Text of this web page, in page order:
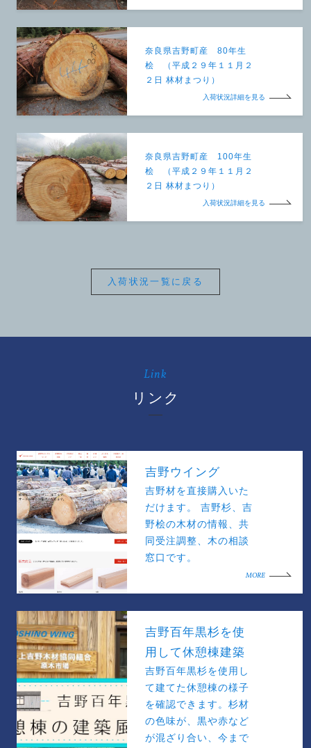
奈良県吉野町産 80年生
桧 （平成２９年１１月２
２日 林材まつり）
入荷状況詳細を見る
奈良県吉野町産 100年生
桧 （平成２９年１１月２
２日 林材まつり）
入荷状況詳細を見る
入荷状況一覧に戻る
Link
リンク
吉野ウイング
吉野材を直接購入いた
だけます。 吉野杉、吉
野桧の木材の情報、共
同受注調整、木の相談
窓口です。
MORE
吉野百年黒杉を使
用して休憩棟建築
吉野百年黒杉を使用し
て建てた休憩棟の様子
を確認できます。杉材
の色味が、黒や赤など
が混ざり合い、今まで